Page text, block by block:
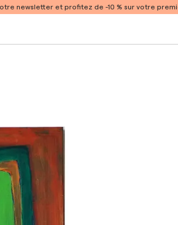
newsletter et profitez de -10 % sur votre